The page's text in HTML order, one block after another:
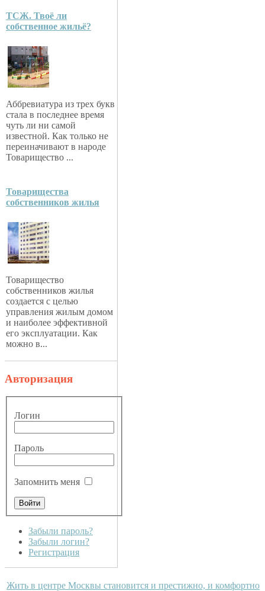
ТСЖ. Твоё ли
собственное жильё?
Аббревиатура из трех букв
стала в последнее время
чуть ли ни самой
известной. Как только не
переиначивают в народе
Товарищество ...
Товарищества
собственников жилья
Товарищество
собственников жилья
создается с целью
управления жилым домом
и наиболее эффективной
его эксплуатации. Как
можно в...
Авторизация
Логин
Пароль
Запомнить меня
Забыли пароль?
Забыли логин?
Регистрация
Жить в центре Москвы становится и престижно, и комфортно